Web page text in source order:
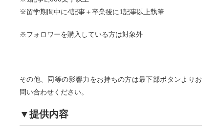
※留学期間中に4記事＋卒業後に1記事以上執筆
※フォロワーを購入している方は対象外
その他、同等の影響力をお持ちの方は最下部ボタンよりお
問い合わせください。
▼提供内容